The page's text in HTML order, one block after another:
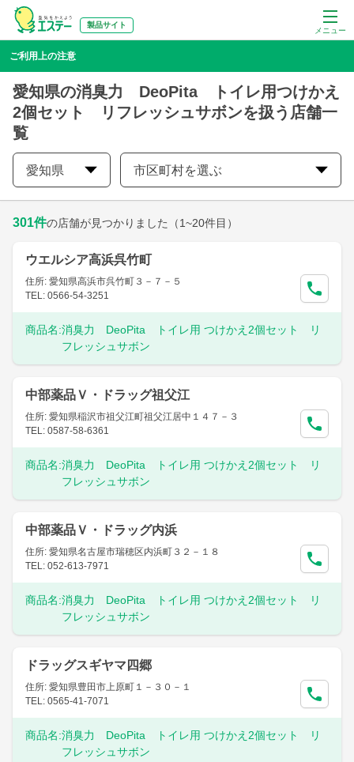
メニュー
製品サイト
ご利用上の注意
愛知県の消臭力 DeoPita トイレ用つけかえ
2個セット リフレッシュサボンを扱う店舗一
覧
愛知県 市区町村を選ぶ
301件の店舗が見つかりました （1~20件目）
ウエルシア高浜呉竹町
住所: 愛知県高浜市呉竹町３－７－５
TEL: 0566-54-3251
商品名:消臭力 DeoPita トイレ用 つけかえ2個セット リ
フレッシュサボン
中部薬品Ｖ・ドラッグ祖父江
住所: 愛知県稲沢市祖父江町祖父江居中１４７－３
TEL: 0587-58-6361
商品名:消臭力 DeoPita トイレ用 つけかえ2個セット リ
フレッシュサボン
中部薬品Ｖ・ドラッグ内浜
住所: 愛知県名古屋市瑞穂区内浜町３２－１８
TEL: 052-613-7971
商品名:消臭力 DeoPita トイレ用 つけかえ2個セット リ
フレッシュサボン
ドラッグスギヤマ四郷
住所: 愛知県豊田市上原町１－３０－１
TEL: 0565-41-7071
商品名:消臭力 DeoPita トイレ用 つけかえ2個セット リ
フレッシュサボン